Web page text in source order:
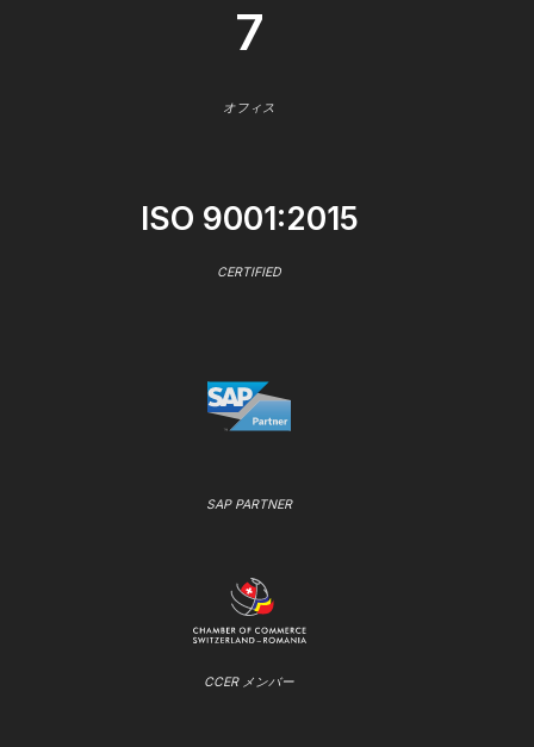
7
オフィス
ISO 9001:2015
CERTIFIED
SAP PARTNER
CCER メンバー